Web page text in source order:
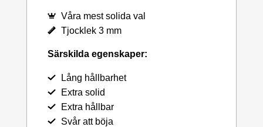
Våra mest solida val
Tjocklek 3 mm
Särskilda egenskaper:
Lång hållbarhet
Extra solid
Extra hållbar
Svår att böja